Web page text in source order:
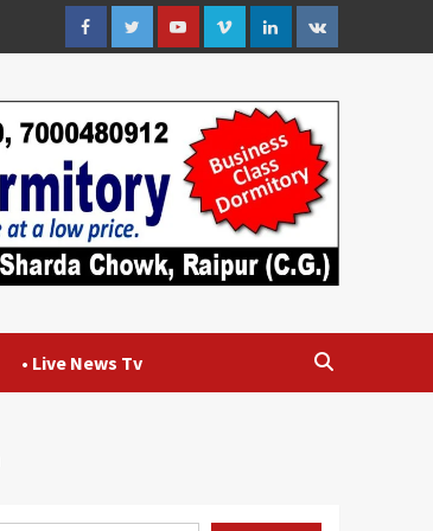
FacebookTwitterYoutubeVimeoLinkedin
VK
• Live News Tv